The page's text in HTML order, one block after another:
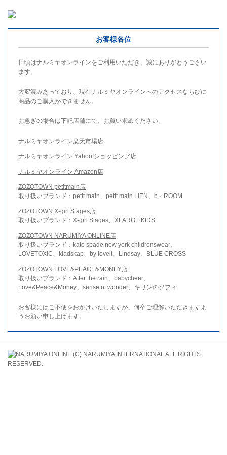
お客様各位
日頃はナルミヤオンラインをご利用いただき、誠にありがとうござい
ます。
大変混みあっており、現在ナルミヤオンラインへのアクセスならびに
商品のご購入ができません。
お急ぎの場合は下記店舗にて、お買い求めください。
ナルミヤオンライン楽天市場店
ナルミヤオンライン Yahoo!ショッピング店
ナルミヤオンライン Amazon店
ZOZOTOWN petitmain店
取り扱いブランド：petit main、petit main LIEN、b・ROOM
ZOZOTOWN X-girl Stages店
取り扱いブランド：X-girl Stages、XLARGE KIDS
ZOZOTOWN NARUMIYA ONLINE店
取り扱いブランド：kate spade new york childrenswear、
LOVETOXIC、kladskap、by loveit、Lindsay、BLUE CROSS
ZOZOTOWN LOVE&PEACE&MONEY店
取り扱いブランド：After the rain、babycheer、
Love&Peace&Money、sense of wonder、キリンのソフィ
お客様にはご不便をおかけいたしますが、何卒ご理解いただきますよ
うお願い申し上げます。